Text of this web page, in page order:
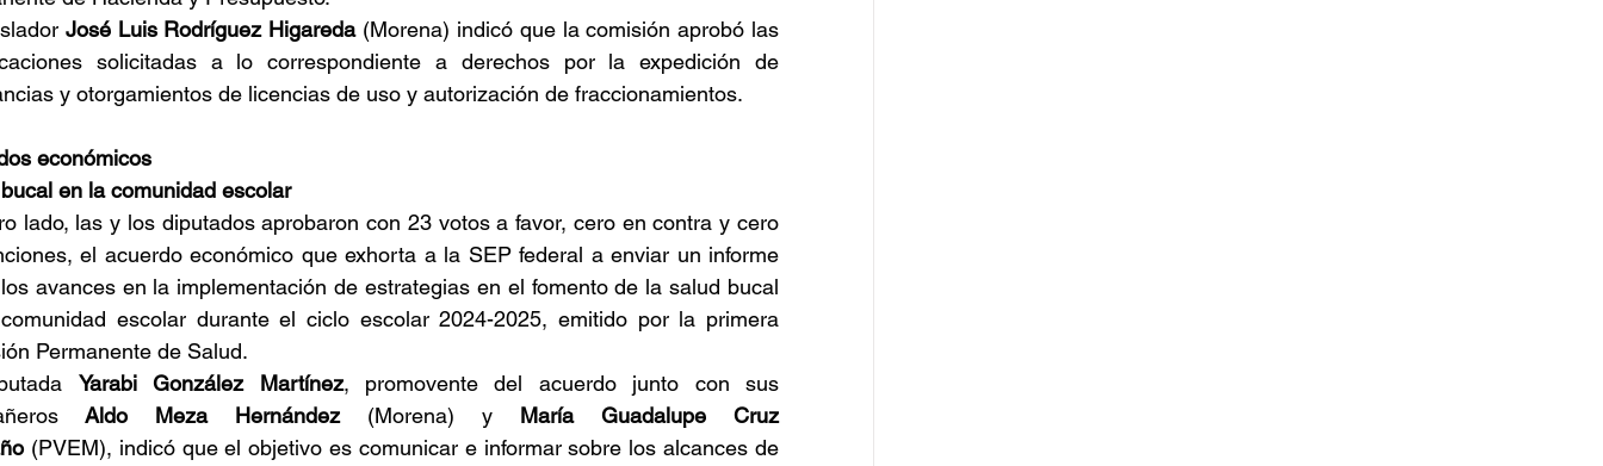
José Luis Rodríguez Higareda (Morena) indicó que la comisión aprobó las
solicitadas a lo correspondiente a derechos por la expedición de
y otorgamientos de licencias de uso y autorización de fraccionamientos.
económicos
en la comunidad escolar
lado, las y los diputados aprobaron con 23 votos a favor, cero en contra y cero
el acuerdo económico que exhorta a la SEP federal a enviar un informe
avances en la implementación de estrategias en el fomento de la salud bucal
escolar durante el ciclo escolar 2024-2025, emitido por la primera
Permanente de Salud.
Yarabi González Martínez, promovente del acuerdo junto con sus
Aldo Meza Hernández (Morena) y María Guadalupe Cruz
(PVEM), indicó que el objetivo es comunicar e informar sobre los alcances de